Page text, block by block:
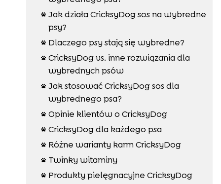
 Jak działa CricksyDog sos na wybredne
psy?
 Dlaczego psy stają się wybredne?
 CricksyDog vs. inne rozwiązania dla
wybrednych psów
 Jak stosować CricksyDog sos dla
wybrednego psa?
 Opinie klientów o CricksyDog
 CricksyDog dla każdego psa
 Różne warianty karm CricksyDog
 Twinky witaminy
 Produkty pielęgnacyjne CricksyDog